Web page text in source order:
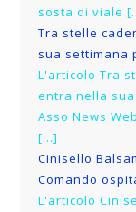
sosta di viale
Tra stelle
sua settimana
L'articolo Tra
entra nella
Asso News
[…]
Cinisello
Comando
L'articolo